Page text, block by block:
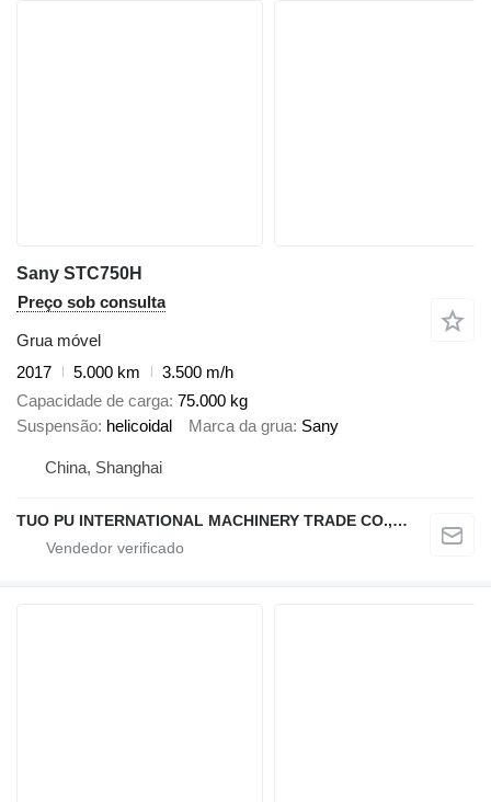
Sany STC750H
Preço sob consulta
Grua móvel
2017
5.000 km
3.500 m/h
Capacidade de carga 75.000 kg
Suspensão helicoidal Marca da grua Sany
China, Shanghai
TUO PU INTERNATIONAL MACHINERY TRADE CO., LTD